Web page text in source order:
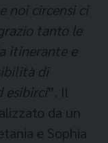
noi circensi ci
tanto le
itinerante e
di
esibirci”. Il
da un
e Sophia